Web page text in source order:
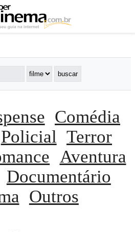
Comédia
Policial Terror
Aventura
Documentário
Outros